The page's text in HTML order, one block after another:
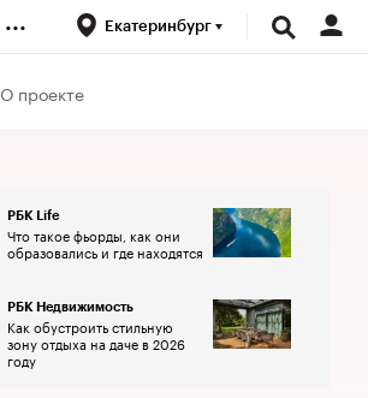
... Екатеринбург
О проекте
РБК Life
Что такое фьорды, как они
образовались и где находятся
РБК Недвижимость
Как обустроить стильную
зону отдыха на даче в 2026
году